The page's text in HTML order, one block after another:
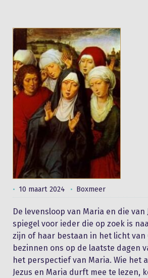
10 maart 2024 Boxmeer
De levensloop van Maria en die van
spiegel voor ieder die op zoek is
zijn of haar bestaan in het licht van
bezinnen ons op de laatste dagen
het perspectief van Maria. Wie het
Jezus en Maria durft mee te lezen,